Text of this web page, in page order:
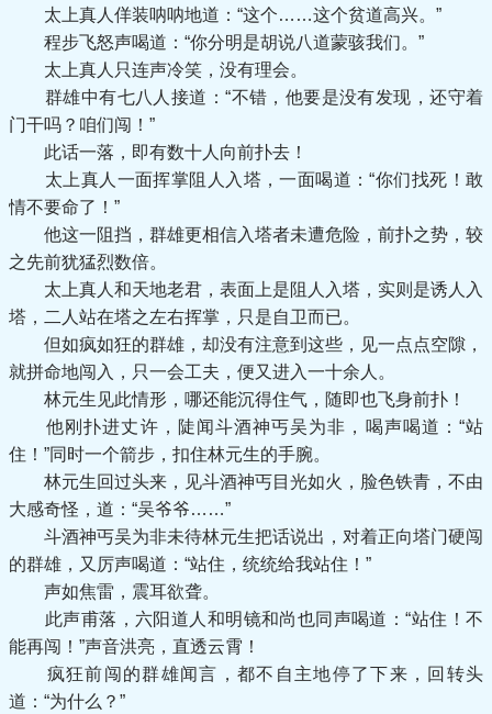
太上真人佯装呐呐地道：“这个……这个贫道高兴。”
程步飞怒声喝道：“你分明是胡说八道蒙骇我们。”
太上真人只连声冷笑，没有理会。
群雄中有七八人接道：“不错，他要是没有发现，还守着
门干吗？咱们闯！”
此话一落，即有数十人向前扑去！
太上真人一面挥掌阻人入塔，一面喝道：“你们找死！敢
情不要命了！”
他这一阻挡，群雄更相信入塔者未遭危险，前扑之势，较
之先前犹猛烈数倍。
太上真人和天地老君，表面上是阻人入塔，实则是诱人入
塔，二人站在塔之左右挥掌，只是自卫而已。
但如疯如狂的群雄，却没有注意到这些，见一点点空隙，
就拼命地闯入，只一会工夫，便又进入一十余人。
林元生见此情形，哪还能沉得住气，随即也飞身前扑！
他刚扑进丈许，陡闻斗酒神丐吴为非，喝声喝道：“站
住！”同时一个箭步，扣住林元生的手腕。
林元生回过头来，见斗酒神丐目光如火，脸色铁青，不由
大感奇怪，道：“吴爷爷……”
斗酒神丐吴为非未待林元生把话说出，对着正向塔门硬闯
的群雄，又厉声喝道：“站住，统统给我站住！”
声如焦雷，震耳欲聋。
此声甫落，六阳道人和明镜和尚也同声喝道：“站住！不
能再闯！”声音洪亮，直透云霄！
疯狂前闯的群雄闻言，都不自主地停了下来，回转头
道：“为什么？”